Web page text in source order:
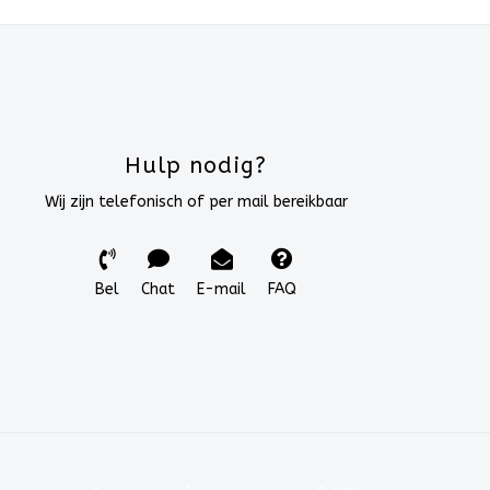
Hulp nodig?
Wij zijn telefonisch of per mail bereikbaar
Bel Chat E-mail FAQ